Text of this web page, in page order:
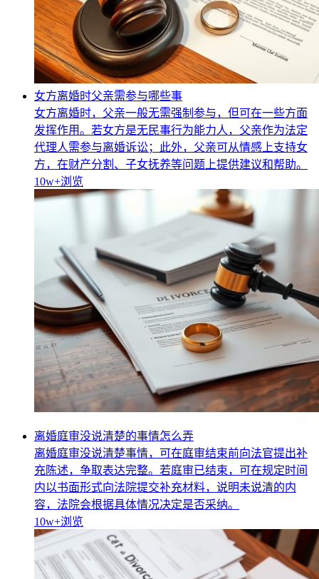
女方离婚时父亲需参与哪些事
女方离婚时，父亲一般无需强制参与，但可在一些方面
发挥作用。若女方是无民事行为能力人，父亲作为法定
代理人需参与离婚诉讼；此外，父亲可从情感上支持女
方，在财产分割、子女抚养等问题上提供建议和帮助。
10w+浏览
离婚庭审没说清楚的事情怎么弄
离婚庭审没说清楚事情，可在庭审结束前向法官提出补
充陈述，争取表达完整。若庭审已结束，可在规定时间
内以书面形式向法院提交补充材料，说明未说清的内
容，法院会根据具体情况决定是否采纳。
10w+浏览